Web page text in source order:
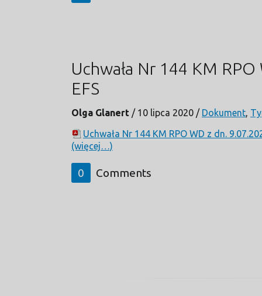
Uchwała Nr 144 KM
EFS
Olga Glanert / 10 lipca 2020 / Dokument,
Uchwała Nr 144 KM RPO WD z dn.
(więcej…)
0 Comments